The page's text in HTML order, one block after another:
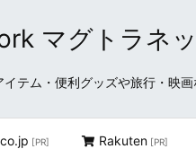
マグトラネ
テム・便利グッズや旅行・映
[PR] Rakuten [PR]